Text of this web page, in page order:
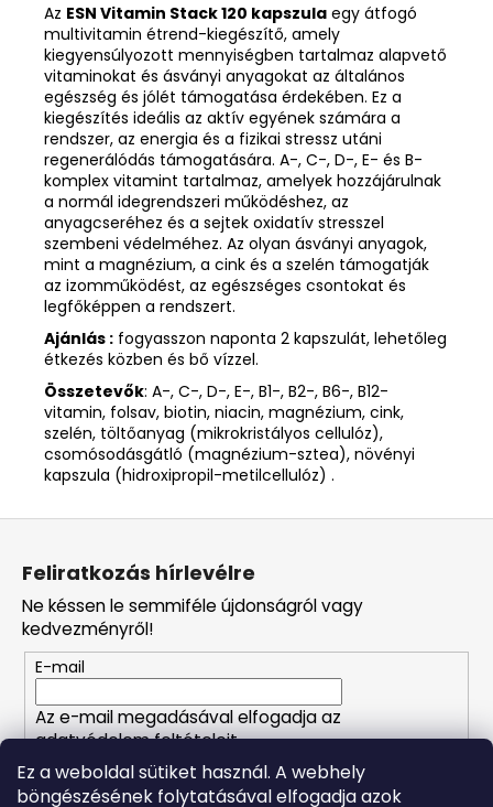
Ez a weboldal sütiket használ. A webhely
böngészésének folytatásával elfogadja azok
Az ESN Vitamin Stack 120 kapszula egy átfogó
multivitamin étrend-kiegészítő, amely
kiegyensúlyozott mennyiségben tartalmaz alapvető
vitaminokat és ásványi anyagokat az általános
egészség és jólét támogatása érdekében. Ez a
kiegészítés ideális az aktív egyének számára a
rendszer, az energia és a fizikai stressz utáni
regenerálódás támogatására. A-, C-, D-, E- és B-
komplex vitamint tartalmaz, amelyek hozzájárulnak
a normál idegrendszeri működéshez, az
anyagcseréhez és a sejtek oxidatív stresszel
szembeni védelméhez. Az olyan ásványi anyagok,
mint a magnézium, a cink és a szelén támogatják
az izomműködést, az egészséges csontokat és
legfőképpen a rendszert.
Ajánlás : fogyasszon naponta 2 kapszulát, lehetőleg
étkezés közben és bő vízzel.
Összetevők: A-, C-, D-, E-, B1-, B2-, B6-, B12-
vitamin, folsav, biotin, niacin, magnézium, cink,
szelén, töltőanyag (mikrokristályos cellulóz),
csomósodásgátló (magnézium-sztea), növényi
kapszula (hidroxipropil-metilcellulóz) .
L
Feliratkozás hírlevélre
Ne késsen le semmiféle újdonságról vagy
kedvezményről!
E-mail
Az e-mail megadásával elfogadja az
adatvédelem feltételeit.
FELIRATKOZÁS